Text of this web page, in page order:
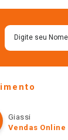
Giassi
Vendas Online